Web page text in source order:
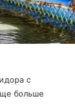
с
больше